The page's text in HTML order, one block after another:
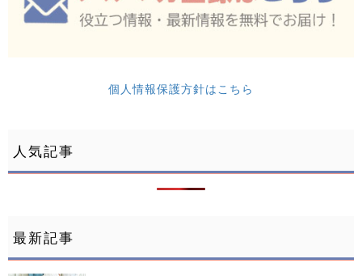
個人情報保護方針はこちら
人気記事
最新記事